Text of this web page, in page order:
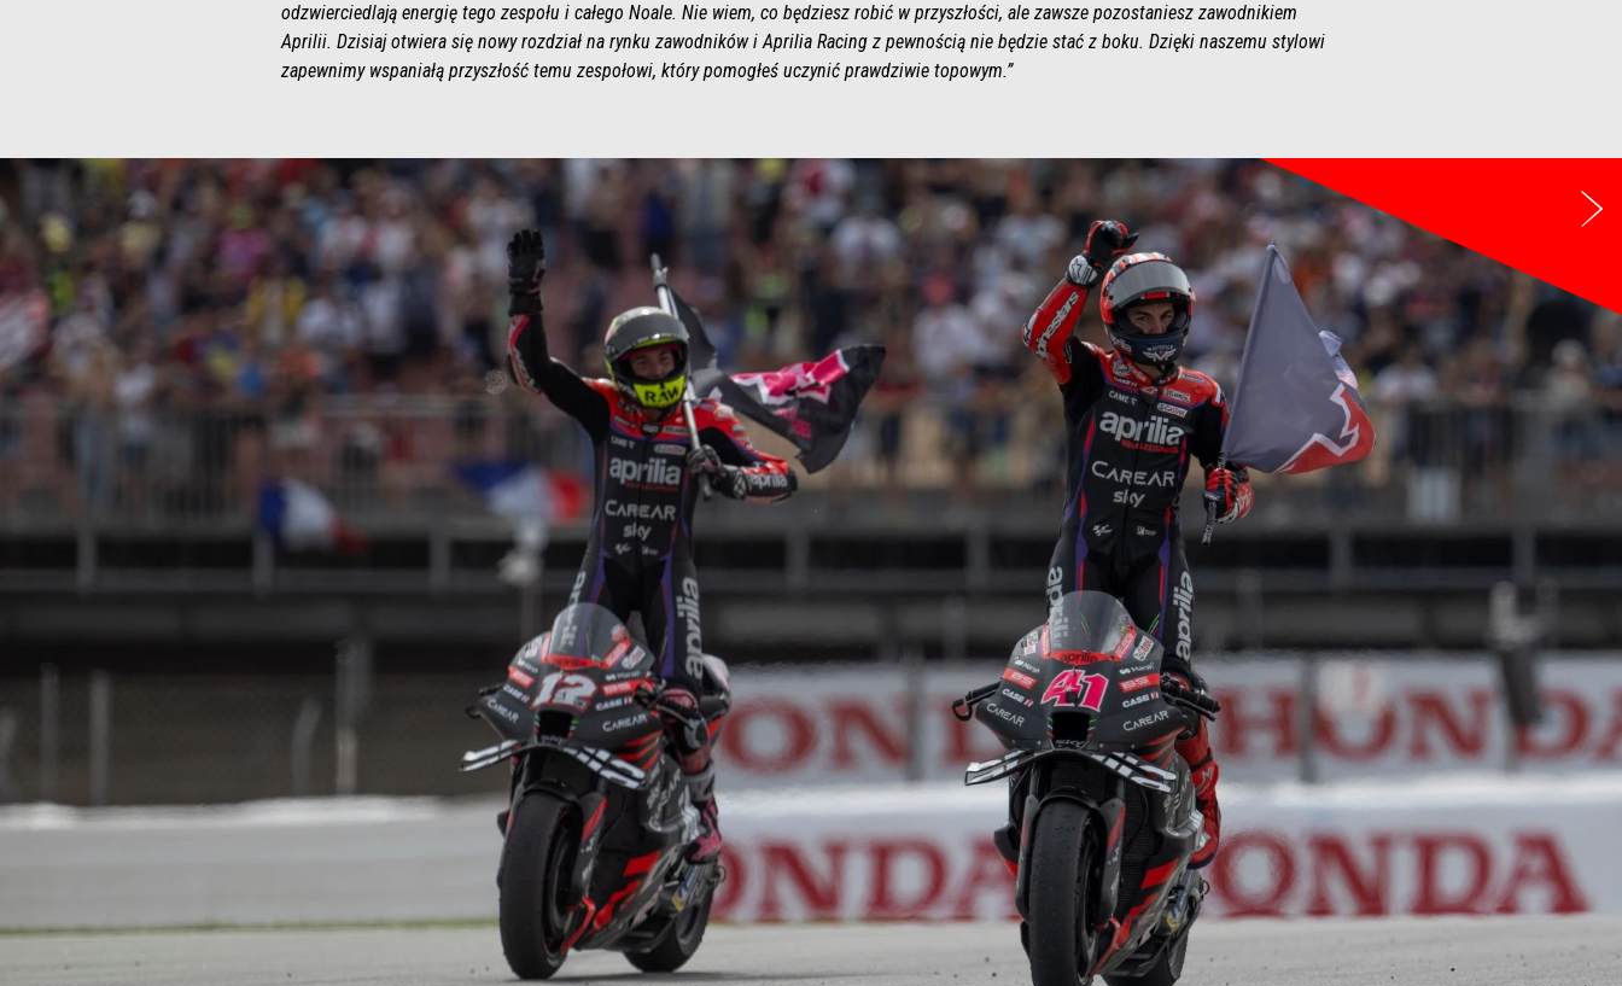
odzwierciedlają energię tego zespołu i całego Noale. Nie wiem, co będziesz robić w przyszłości, ale zawsze pozostaniesz zawodnikiem
Aprilii. Dzisiaj otwiera się nowy rozdział na rynku zawodników i Aprilia Racing z pewnością nie będzie stać z boku. Dzięki naszemu stylowi
zapewnimy wspaniałą przyszłość temu zespołowi, który pomogłeś uczynić prawdziwie topowym.”